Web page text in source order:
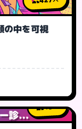
の中を可視
診...
45人